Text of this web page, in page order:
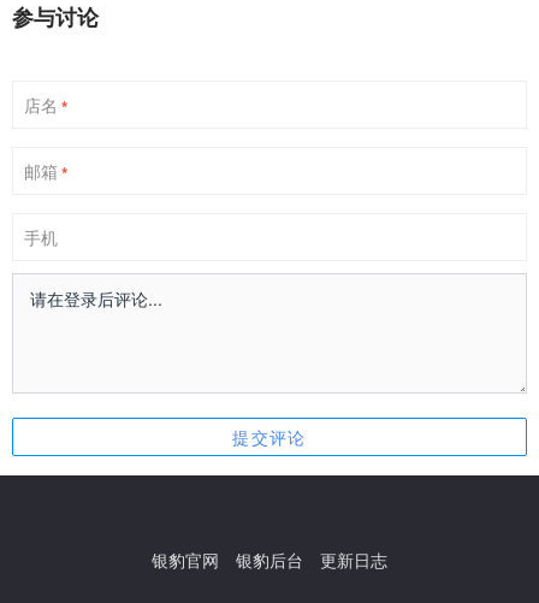
参与讨论
店名 *
邮箱 *
手机
银豹官网 银豹后台 更新日志